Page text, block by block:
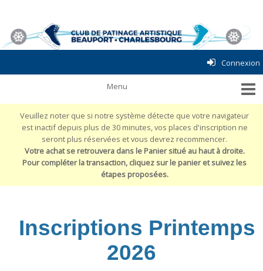
Connexion
Veuillez noter que si notre système détecte que votre navigateur
est inactif depuis plus de 30 minutes, vos places d'inscription ne
seront plus réservées et vous devrez recommencer.
Votre achat se retrouvera dans le Panier situé au haut à droite.
Pour compléter la transaction, cliquez sur le panier et suivez les
étapes proposées.
Inscriptions Printemps
2026